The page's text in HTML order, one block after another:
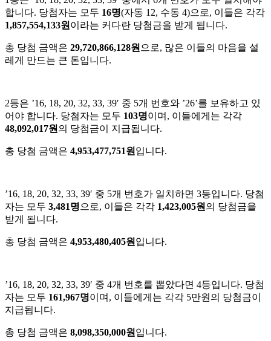
합니다. 당첨자는 모두 16명(자동 12, 수동 4)으로, 이들은 각각
1,857,554,133원 이라는 커다란 당첨금을 받게 됩니다.
총 당첨 금액은 29,720,866,128원 으로, 많은 이들의 마음을 설
레게 만드는 큰 돈입니다.
2등은 ’16, 18, 20, 32, 33, 39′ 중 5개 번호와 ’26’를 보유하고 있
어야 합니다. 당첨자는 모두 103명이며, 이들에게는 각각
48,092,017원 의 당첨금이 지급됩니다.
총 당첨 금액은 4,953,477,751원 입니다.
’16, 18, 20, 32, 33, 39′ 중 5개 번호가 일치하면 3등입니다. 당첨
자는 모두 3,481명으로, 이들은 각각 1,423,005원 의 당첨금을
받게 됩니다.
총 당첨 금액은 4,953,480,405원 입니다.
’16, 18, 20, 32, 33, 39′ 중 4개 번호를 뽑았다면 4등입니다. 당첨
자는 모두 161,967명이며, 이들에게는 각각 5만원의 당첨금이
지급됩니다.
총 당첨 금액은 8,098,350,000원 입니다.